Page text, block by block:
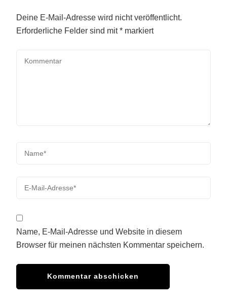
Deine E-Mail-Adresse wird nicht veröffentlicht.
Erforderliche Felder sind mit* markiert
Name, E-Mail-Adresse und Website in diesem
Browser für meinen nächsten Kommentar speichern.